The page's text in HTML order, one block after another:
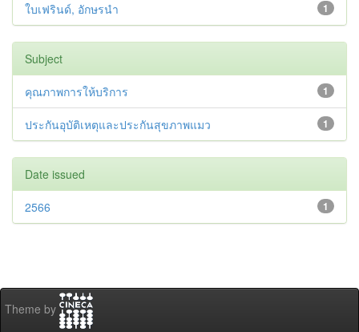
1
ใบเฟรินด์, อักษรนำ
Subject
1
คุณภาพการให้บริการ
1
ประกันอุบัติเหตุและประกันสุขภาพแมว
Date issued
1
2566
Theme by